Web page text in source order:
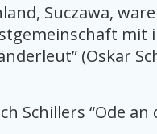
Suczawa,
mit
(Oskar
Schillers “Ode an